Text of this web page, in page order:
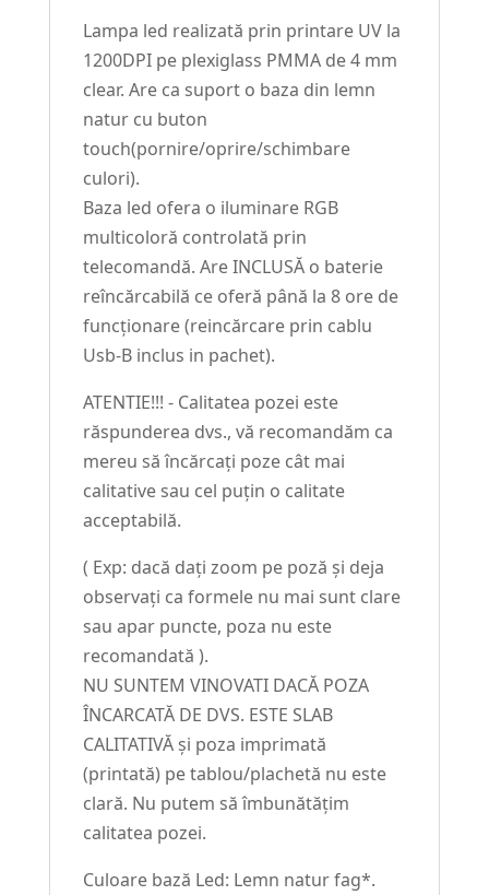
Lampa led realizată prin printare UV la
1200DPI pe plexiglass PMMA de 4 mm
clear. Are ca suport o baza din lemn
natur cu buton
touch(pornire/oprire/schimbare
culori).
Baza led ofera o iluminare RGB
multicoloră controlată prin
telecomandă. Are INCLUSĂ o baterie
reîncărcabilă ce oferă până la 8 ore de
funcționare (reincărcare prin cablu
Usb-B inclus in pachet).
ATENTIE!!! - Calitatea pozei este
răspunderea dvs., vă recomandăm ca
mereu să încărcați poze cât mai
calitative sau cel puțin o calitate
acceptabilă.
( Exp: dacă dați zoom pe poză și deja
observați ca formele nu mai sunt clare
sau apar puncte, poza nu este
recomandată ).
NU SUNTEM VINOVATI DACĂ POZA
ÎNCARCATĂ DE DVS. ESTE SLAB
CALITATIVĂ și poza imprimată
(printată) pe tablou/plachetă nu este
clară. Nu putem să îmbunătățim
calitatea pozei.
Culoare bază Led: Lemn natur fag*.